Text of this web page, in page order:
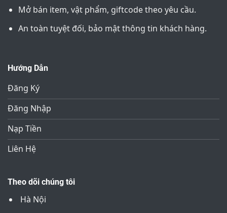
Mở bán item, vật phẩm, giftcode theo yêu cầu.
An toàn tuyệt đối, bảo mật thông tin khách hàng.
Hướng Dẫn
Đăng Ký
Đăng Nhập
Nạp Tiền
Liên Hệ
Theo dõi chúng tôi
Hà Nội